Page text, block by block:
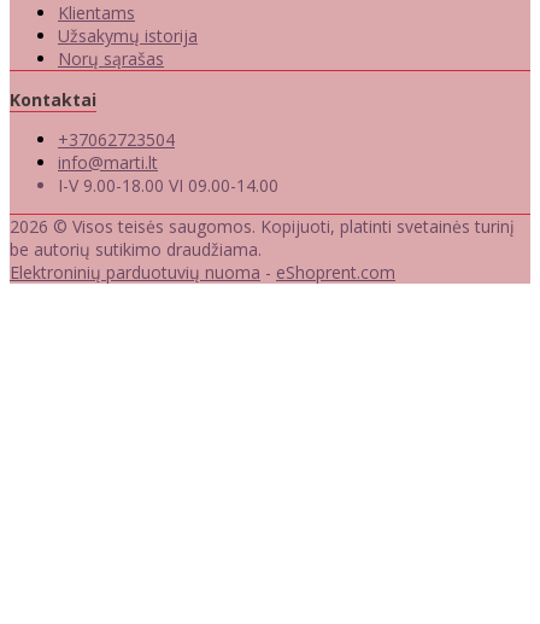
Klientams
Užsakymų istorija
Norų sąrašas
Kontaktai
+37062723504
info@marti.lt
I-V 9.00-18.00 VI 09.00-14.00
2026 © Visos teisės saugomos. Kopijuoti, platinti svetainės turinį
be autorių sutikimo draudžiama.
Elektroninių parduotuvių nuoma - eShoprent.com